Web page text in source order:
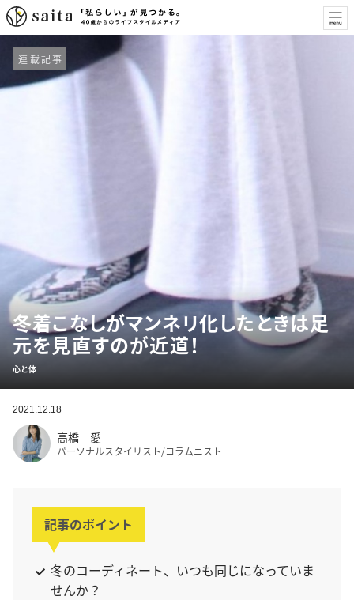
連載記事
冬着こなしがマンネリ化したときは足
元を見直すのが近道！
心と体
2021.12.18
高橋 愛
パーソナルスタイリスト/コラムニスト
記事のポイント
冬のコーディネート、いつも同じになっていま
せんか？